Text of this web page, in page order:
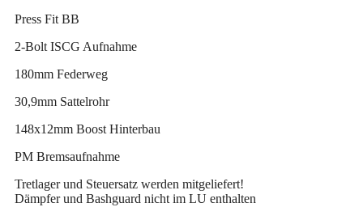
Press Fit BB
2-Bolt ISCG Aufnahme
180mm Federweg
30,9mm Sattelrohr
148x12mm Boost Hinterbau
PM Bremsaufnahme
Tretlager und Steuersatz werden mitgeliefert!
Dämpfer und Bashguard nicht im LU enthalten